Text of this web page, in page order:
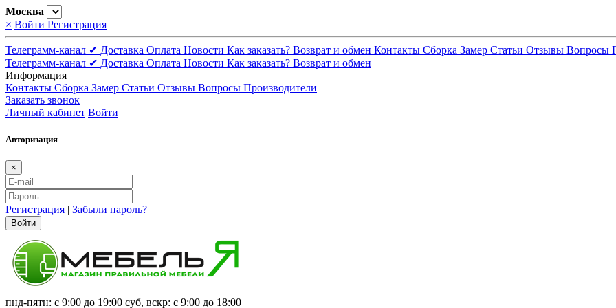
Москва
× Войти Регистрация
Телеграмм-канал ✔ Доставка Оплата Новости Как заказать? Возврат и обмен Контакты Сборка Замер Статьи Отзывы Вопросы
Телеграмм-канал ✔ Доставка Оплата Новости Как заказать? Возврат и обмен
Информация
Контакты Сборка Замер Статьи Отзывы Вопросы Производители
Заказать звонок
Личный кабинет Войти
Авторизация
×
Регистрация | Забыли пароль?
Войти
пнд-пятн: с 9:00 до 19:00 суб, вскр: с 9:00 до 18:00